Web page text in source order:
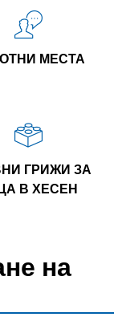
МЕСТА
ГРИЖИ ЗА
В ХЕСЕН
на